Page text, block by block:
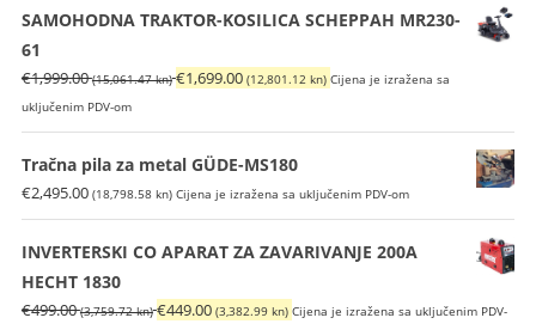
je:
(8,280.42
€929.00
kn).
SAMOHODNA TRAKTOR-KOSILICA SCHEPPAH MR230-
61
€1,999.00 (15,061.47 kn)Izvorna
bila
je:
€1,999.00
(15,061.47
kn).
€1,699.00 (12,801.12 kn) Trenutna
je:
(12,801.12
kn).
Cijena je izražena sa
uključenim PDV-om
Tračna pila za metal GÜDE-MS180
€2,495.00 (18,798.58 kn) Cijena je izražena sa uključenim PDV-om
INVERTERSKI CO APARAT ZA ZAVARIVANJE 200A
HECHT 1830
€499.00 (3,759.72 kn)Izvorna
€449.00 (3,382.99 kn) Trenutna
Cijena je izražena sa uključenim PDV-